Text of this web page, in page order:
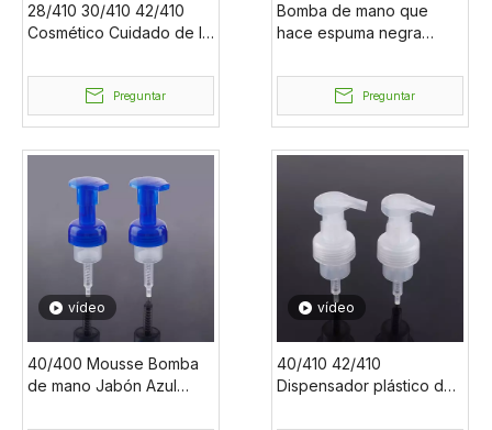
28/410 30/410 42/410
Cosmético Cuidado de la
manos en espuma de
plástico Dispensador de
jabón en espuma
Preguntar
Bomba de mano que
hace espuma negra
moderno del jabón de
40/400 DIY del color de
encargo
Preguntar
vídeo
40/400 Mousse Bomba
de mano Jabón Azul
vídeo
40/410 42/410
Dispensador plástico del